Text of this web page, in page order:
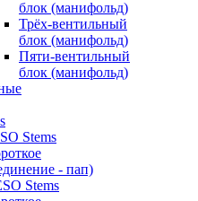
блок (манифольд)
Трёх-вентильный
блок (манифольд)
Пяти-вентильный
блок (манифольд)
Stems
- пап)
Stems